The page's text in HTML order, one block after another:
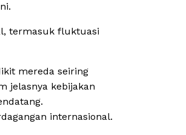
termasuk fluktuasi
mereda seiring
jelasnya kebijakan
internasional.